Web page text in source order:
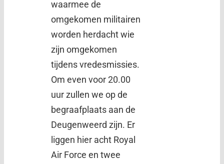
waarmee de
omgekomen militairen
worden herdacht wie
zijn omgekomen
tijdens vredesmissies.
Om even voor 20.00
uur zullen we op de
begraafplaats aan de
Deugenweerd zijn. Er
liggen hier acht Royal
Air Force en twee